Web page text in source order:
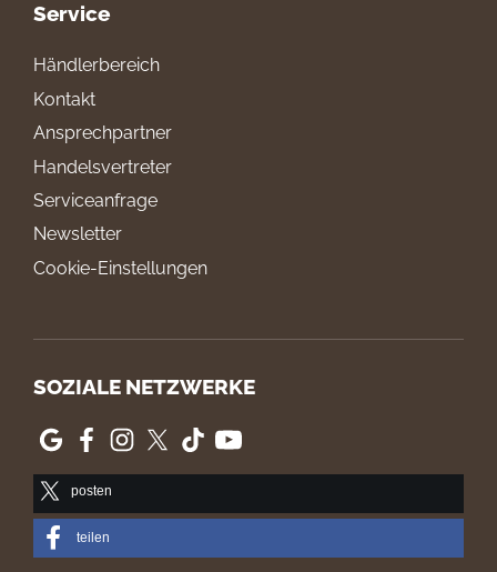
Service
Händlerbereich
Kontakt
Ansprechpartner
Handelsvertreter
Serviceanfrage
Newsletter
Cookie-Einstellungen
SOZIALE NETZWERKE
posten
teilen